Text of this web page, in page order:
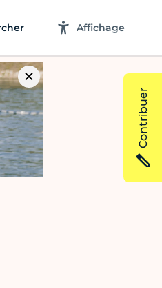
Affichage
Contribuer